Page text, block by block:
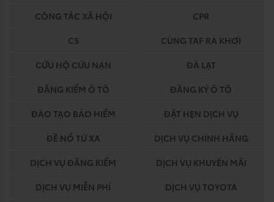
CÔNG TÁC XÃ HỘI
CPR
CS
CÙNG TAF RA KHƠI
CỨU HỘ CỨU NẠN
ĐÀ LẠT
ĐĂNG KIỂM Ô TÔ
ĐĂNG KÝ Ô TÔ
ĐÀO TẠO BẢO HIỂM
ĐẶT HẸN DỊCH VỤ
ĐỀ NỔ TỪ XA
DỊCH VỤ CHÍNH HÃNG
DỊCH VỤ ĐĂNG KIỂM
DỊCH VỤ KHUYẾN MÃI
DỊCH VỤ MIỄN PHÍ
DỊCH VỤ TOYOTA